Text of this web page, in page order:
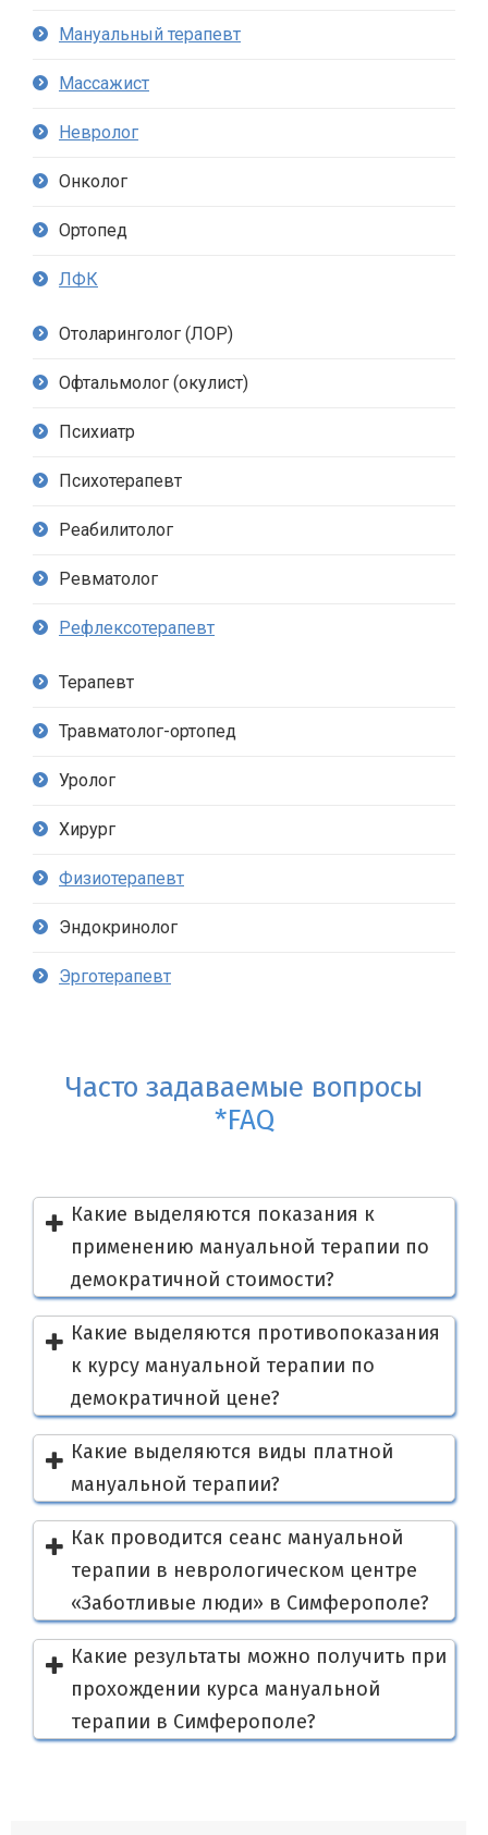
Мануальный терапевт
Массажист
Невролог
Онколог
Ортопед
ЛФК
Отоларинголог (ЛОР)
Офтальмолог (окулист)
Психиатр
Психотерапевт
Реабилитолог
Ревматолог
Рефлексотерапевт
Терапевт
Травматолог-ортопед
Уролог
Хирург
Физиотерапевт
Эндокринолог
Эрготерапевт
Часто задаваемые вопросы
*FAQ
Какие выделяются показания к
применению мануальной терапии по
демократичной стоимости?
Какие выделяются противопоказания
к курсу мануальной терапии по
демократичной цене?
Какие выделяются виды платной
мануальной терапии?
Миофасциальная
Как проводится сеанс мануальной
терапии в неврологическом центре
«Заботливые люди» в Симферополе?
Какие результаты можно получить при
прохождении курса мануальной
терапии в Симферополе?